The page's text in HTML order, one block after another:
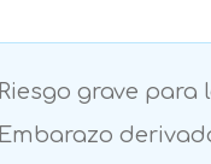
Riesgo grave
Embarazo